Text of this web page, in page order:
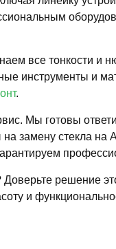
все тонкости и
инструменты и
.
Мы готовы
на замену стекла
решение
и